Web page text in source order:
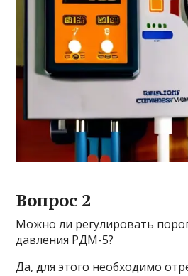
Вопрос 2
Можно ли регулировать
давления РДМ-5?
Да, для этого необходимо